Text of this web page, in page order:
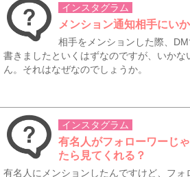
インスタグラム
メンション通知相手にい
相手をメンションした際、
書きましたといくはずなのですが、いか
ん。それはなぜなのでしょうか。
インスタグラム
有名人がフォローワーじ
たら見てくれる？
有名人にメンションしたんですけど、フォ